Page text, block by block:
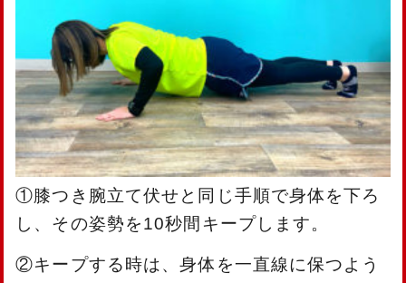
①膝つき腕立て伏せと同じ手順で身体を下ろ
し、その姿勢を10秒間キープします。
②キープする時は、身体を一直線に保つよう